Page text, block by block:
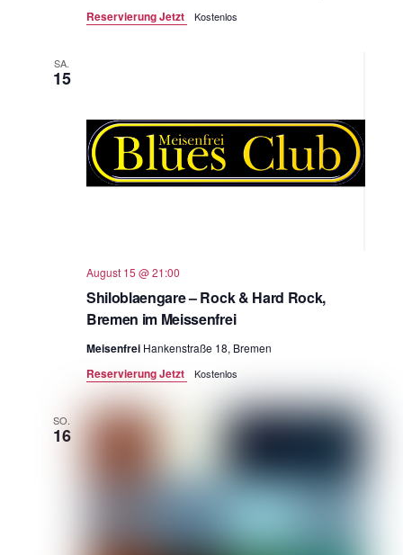
Reservierung Jetzt Kostenlos
SA.
15
Shiloblaengare – Rock & Hard Rock,
Bremen im Meissenfrei
August 15 @ 21:00
Meisenfrei Hankenstraße 18, Bremen
Reservierung Jetzt Kostenlos
SO.
16